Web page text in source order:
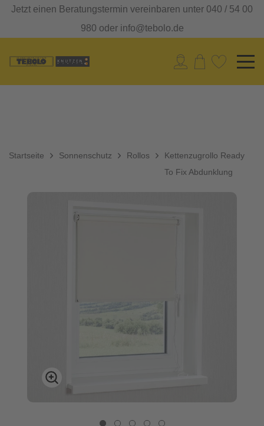
Jetzt einen Beratungstermin vereinbaren unter 040 / 54 00
980 oder info@tebolo.de
Startseite Sonnenschutz Rollos
Kettenzugrollo Ready
To Fix Abdunklung